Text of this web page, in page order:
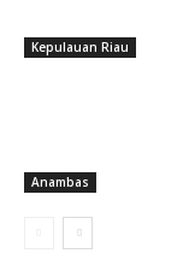
Kepulauan Riau
Anambas